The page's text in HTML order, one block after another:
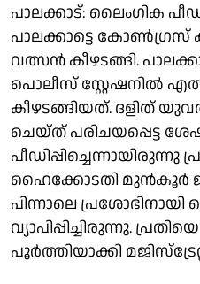
പാലക്കാട്: ലൈംഗിക
പാലക്കാട്ടെ
വത്സൻ കീഴടങ്ങി.
പൊലീസ് സ്റ്റേഷനിൽ
കീഴടങ്ങിയത്. ദളിത്
ചെയ്ത് പരിചയപ്പെട്ട
പീഡിപ്പിച്ചെന്നായിരുന്നു
ഹൈക്കോടതി മുൻകൂർ
പിന്നാലെ
വ്യാപിപ്പിച്ചിരുന്നു.
പൂർത്തിയാക്കി